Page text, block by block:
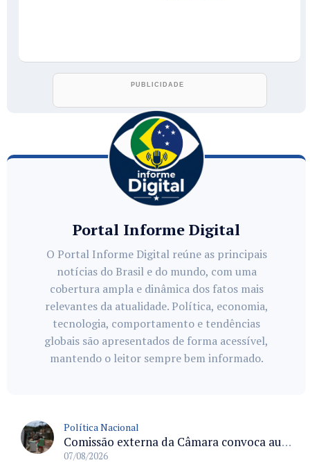
Portal Informe Digital
O Portal Informe Digital reúne as principais
notícias do Brasil e do mundo, com uma
cobertura ampla e dinâmica dos fatos mais
relevantes da atualidade. Política, economia,
tecnologia, comportamento e tendências
globais são apresentados de forma acessível,
mantendo o leitor sempre bem informado.
Política Nacional
Comissão externa da Câmara convoca audiência pública sobre chuvas na Zona da Mata de Minas Gerais e impactos em Juiz de Fora
07/08/2026